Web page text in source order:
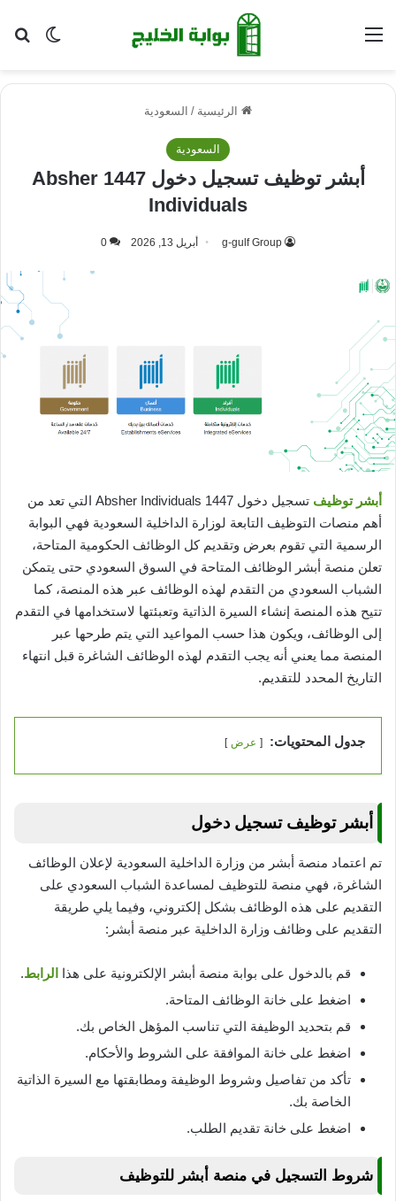
الوضع القائمة
الرئيسية / السعودية
السعودية
أبشر توظيف تسجيل دخول 1447 Absher
Individuals
g-gulf Group أبريل 13, 2026 0
أبشر توظيف
تسجيل دخول 1447 Absher Individuals التي تعد من
أهم منصات التوظيف التابعة لوزارة الداخلية السعودية فهي البوابة
الرسمية التي تقوم بعرض وتقديم كل الوظائف الحكومية المتاحة،
تعلن منصة أبشر الوظائف المتاحة في السوق السعودي حتى يتمكن
الشباب السعودي من التقدم لهذه الوظائف عبر هذه المنصة، كما
تتيح هذه المنصة إنشاء السيرة الذاتية وتعبئتها لاستخدامها في التقدم
إلى الوظائف، ويكون هذا حسب المواعيد التي يتم طرحها عبر
المنصة مما يعني أنه يجب التقدم لهذه الوظائف الشاغرة قبل انتهاء
التاريخ المحدد للتقديم.
جدول المحتويات: عرض
أبشر توظيف تسجيل دخول
تم اعتماد منصة أبشر من وزارة الداخلية السعودية لإعلان الوظائف
الشاغرة، فهي منصة للتوظيف لمساعدة الشباب السعودي على
التقديم على هذه الوظائف بشكل إلكتروني، وفيما يلي طريقة
التقديم على وظائف وزارة الداخلية عبر منصة أبشر:
قم بالدخول على بوابة منصة أبشر الإلكترونية على هذا الرابط.
اضغط على خانة الوظائف المتاحة.
قم بتحديد الوظيفة التي تناسب المؤهل الخاص بك.
اضغط على خانة الموافقة على الشروط والأحكام.
تأكد من تفاصيل وشروط الوظيفة ومطابقتها مع السيرة الذاتية
الخاصة بك.
اضغط على خانة تقديم الطلب.
شروط التسجيل في منصة أبشر للتوظيف